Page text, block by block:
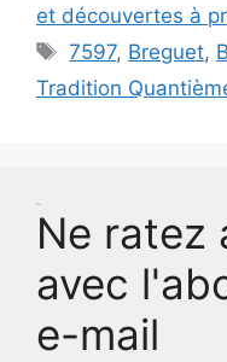
et découvertes à
Étiquettes
7597, Breguet,
Tradition
Ne ratez
avec
e-mail